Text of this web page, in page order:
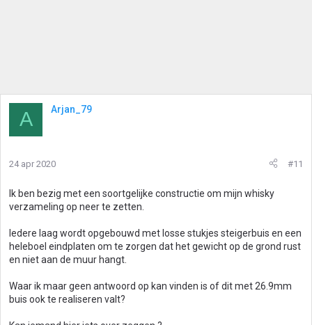
A Arjan_79
24 apr 2020 #11
Ik ben bezig met een soortgelijke constructie om mijn whisky
verzameling op neer te zetten.
Iedere laag wordt opgebouwd met losse stukjes steigerbuis en een
heleboel eindplaten om te zorgen dat het gewicht op de grond rust
en niet aan de muur hangt.
Waar ik maar geen antwoord op kan vinden is of dit met 26.9mm
buis ook te realiseren valt?